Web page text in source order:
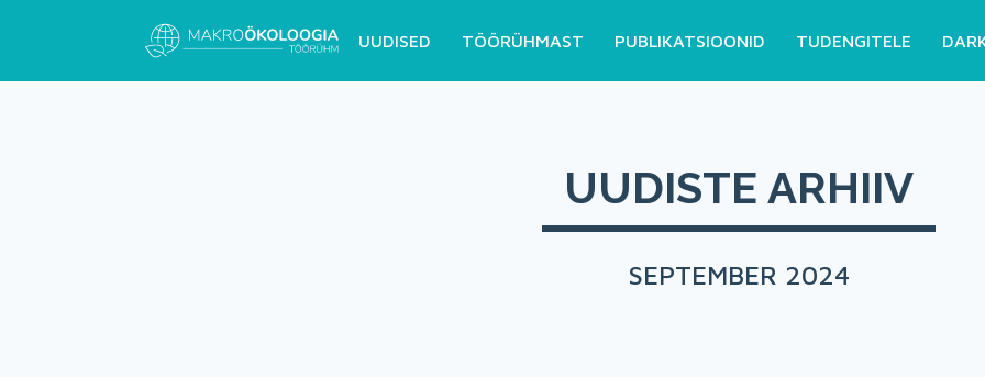
UUDISED TÖÖRÜHMAST PUBLIKATSIOONID TUDENGITELE
UUDISTE ARHIIV
SEPTEMBER 2024